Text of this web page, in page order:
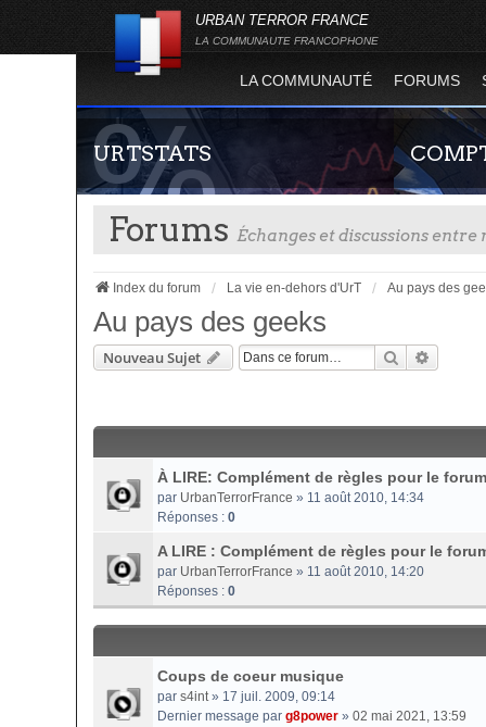
URBAN TERROR FRANCE
LA COMMUNAUTE FRANCOPHONE
LA COMMUNAUTÉ FORUMS
URTSTATS
Statistiques globales et en temps réel de la
Terror !
Guide
Forums Échanges et discussions
Index du forum La vie en-dehors d'UrT Au pays des
Au pays des geeks
Nouveau Sujet Rechercher
À LIRE: Complément de règles pour le
par UrbanTerrorFrance » 11 août 2010, 14:34
Réponses : 0
A LIRE : Complément de règles pour le
par UrbanTerrorFrance » 11 août 2010, 14:20
Réponses : 0
Coups de coeur musique
par s4int» 17 juil. 2009, 09:14
Dernier message par g8power » 02 mai 2021, 13:59